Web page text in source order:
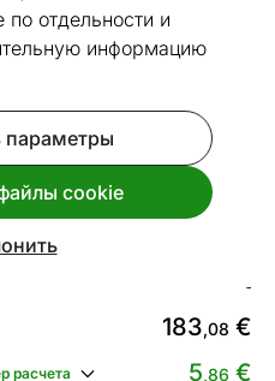
отдельности и
информацию
параметры
cookie
похожие
панель
13.08 - 20.08
183,08 €
расчета 5,86 €